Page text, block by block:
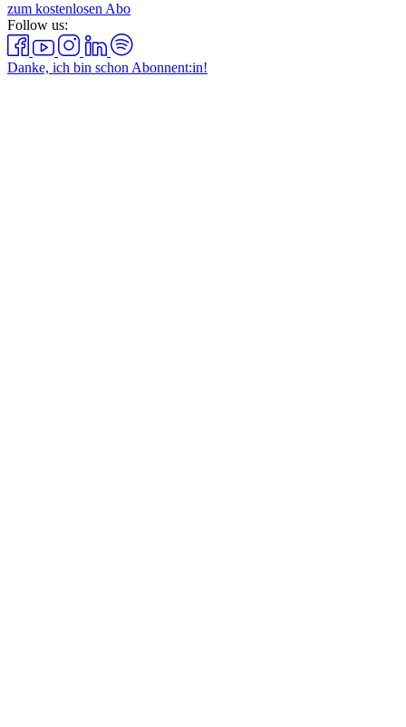
zum kostenlosen Abo
Follow us:
Danke, ich bin schon Abonnent:in!